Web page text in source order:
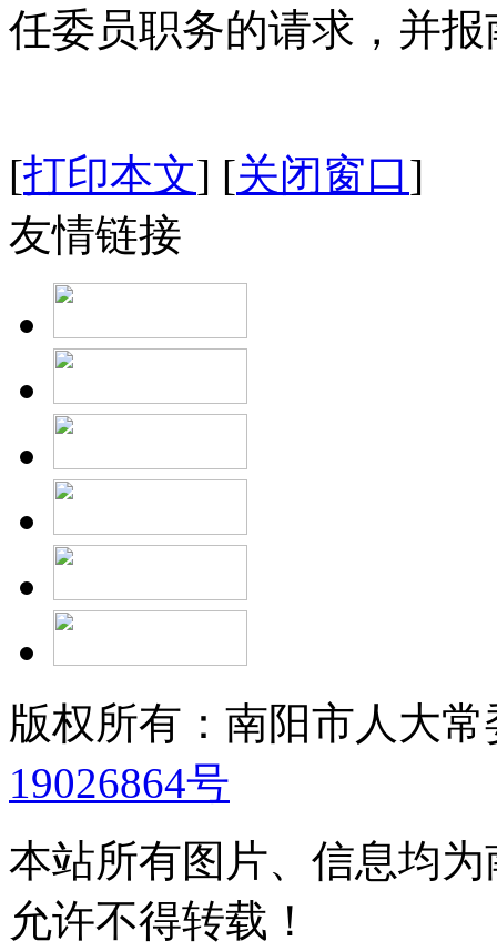
任委员职务的请求，并
[打印本文] [关闭窗口]
友情链接
版权所有：南阳市人
19026864号
本站所有图片、信息均
允许不得转载！